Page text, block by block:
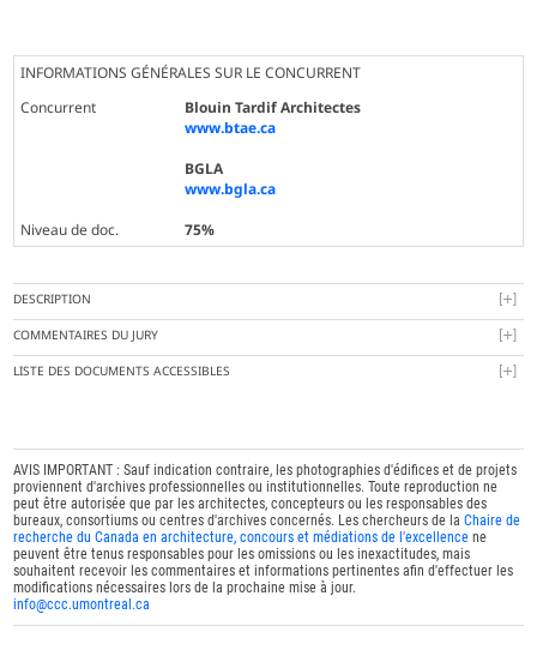
INFORMATIONS GÉNÉRALES SUR LE CONCURRENT
Concurrent
Blouin Tardif Architectes
www.btae.ca
BGLA
www.bgla.ca
Niveau de doc.
75%
DESCRIPTION
COMMENTAIRES DU JURY
LISTE DES DOCUMENTS ACCESSIBLES
AVIS IMPORTANT : Sauf indication contraire, les photographies d'édifices et de projets
proviennent d'archives professionnelles ou institutionnelles. Toute reproduction ne
peut être autorisée que par les architectes, concepteurs ou les responsables des
bureaux, consortiums ou centres d'archives concernés. Les chercheurs de laChaire de
recherche du Canada en architecture, concours et médiations de l'excellence ne
peuvent être tenus responsables pour les omissions ou les inexactitudes, mais
souhaitent recevoir les commentaires et informations pertinentes afin d'effectuer les
modifications nécessaires lors de la prochaine mise à jour.
info@ccc.umontreal.ca